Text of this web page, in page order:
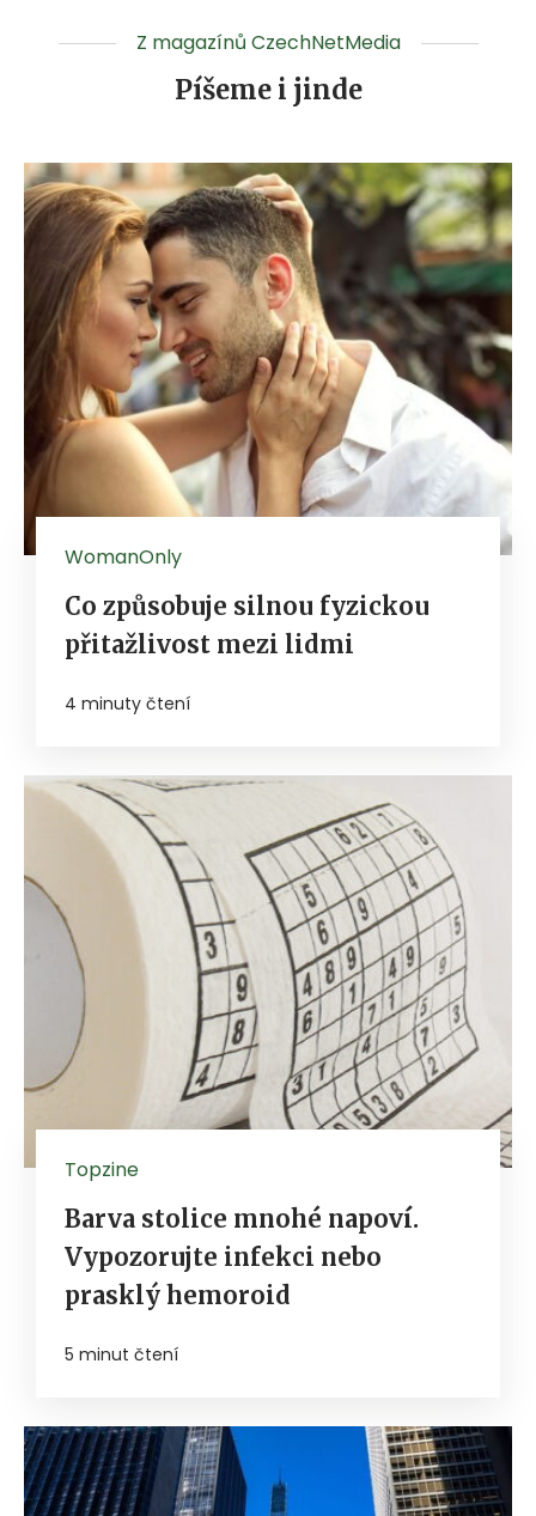
Z magazínů CzechNetMedia
Píšeme i jinde
WomanOnly
Co způsobuje silnou fyzickou
přitažlivost mezi lidmi
4 minuty čtení
Topzine
Barva stolice mnohé napoví.
Vypozorujte infekci nebo
prasklý hemoroid
5 minut čtení